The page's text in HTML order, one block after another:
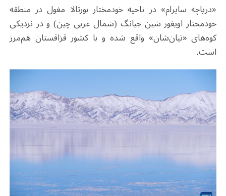
«دریاچه سایرام» در ناحیه خودمختار بورتالا مغول در منطقه
خودمختار اویغور شین جیانگ (شمال غربی چین) و در نزدیکی
کوه‌های «تیان‌شان» واقع شده و با کشور قزاقستان هم‌مرز
است.